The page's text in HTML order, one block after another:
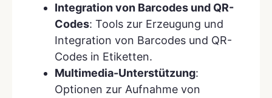
Integration von Barcodes und QR-
Codes: Tools zur Erzeugung und
Integration von Barcodes und QR-
Codes in Etiketten.
Multimedia-Unterstützung:
Optionen zur Aufnahme von